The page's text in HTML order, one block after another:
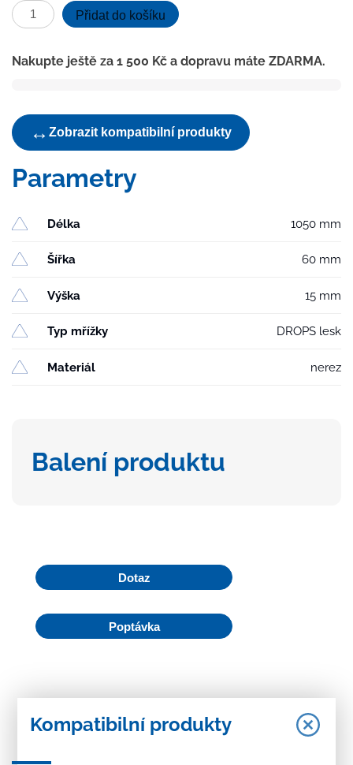
Drops
lesk
1050
linear.
žlabu
Přidat do košíku
Nakupte ještě za 1 500 Kč a dopravu máte ZDARMA.
↔ Zobrazit kompatibilní produkty
Parametry
Délka 1050 mm
Šířka 60 mm
Výška 15 mm
Typ mřížky DROPS lesk
Materiál nerez
Balení produktu
Dotaz
Poptávka
Kompatibilní produkty